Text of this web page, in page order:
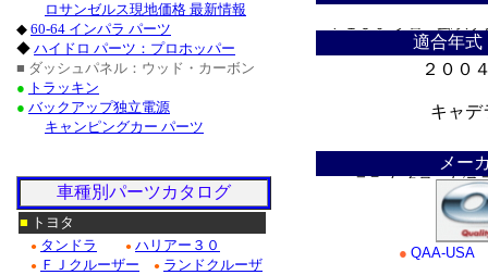
適合年式
２００
キャ
メー
●QAA-USA
Ｆ１５０_クローム/ス
クローム/ステンレス
クローム/ステンレス■
・テラノ_クローム/ス
/ステンレス_パーツ・
Ｍ３５_クローム/ステ
ロサンゼルス現地価格 最新情報
◆ 60-64 インパラ パーツ
◆ ハイドロ パーツ：プロホッパー
■ ダッシュパネル：ウッド・カーボン
● トラッキン
● バックアップ独立電源
キャンピングカー パーツ
車種別パーツカタログ
■ トヨタ
● タンドラ ● ハリアー３０
● ＦＪクルーザー ● ランドクルーザ